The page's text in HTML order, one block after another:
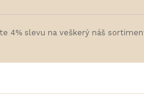
4% slevu na veškerý náš